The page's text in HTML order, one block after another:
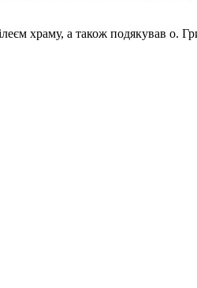
храму, а також подякував о.